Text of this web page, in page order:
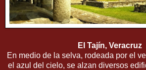
El Tajín, Veracruz
En medio de la selva, rodeada por el
el azul del cielo, se alzan diversos